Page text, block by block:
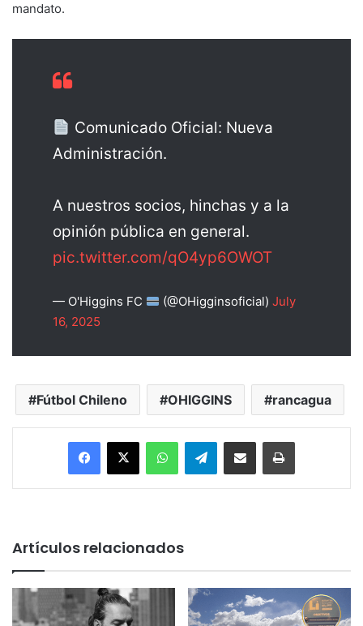
mandato.
Comunicado Oficial: Nueva
Administración.
A nuestros socios, hinchas y a la
opinión pública en general.
pic.twitter.com/qO4yp6OWOT
— O'Higgins FC (@OHigginsoficial)July
16, 2025
Fútbol Chileno OHIGGINS rancagua
Facebook
X WhatsAppTelegramEnviar vía email Imprimir
Artículos relacionados